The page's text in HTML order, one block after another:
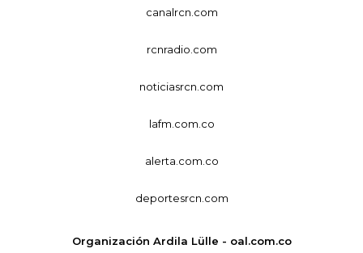
canalrcn.com
rcnradio.com
noticiasrcn.com
lafm.com.co
alerta.com.co
deportesrcn.com
Organización Ardila Lülle - oal.com.co